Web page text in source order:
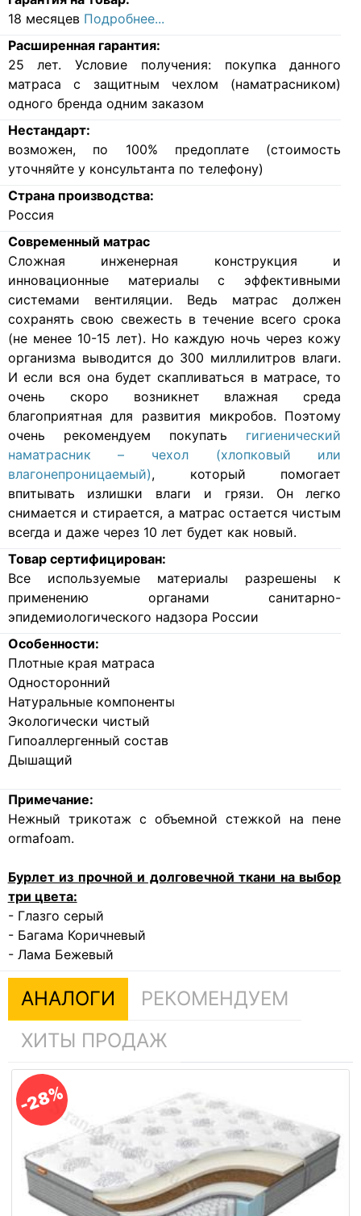
18 месяцев Подробнее...
Расширенная гарантия:
25 лет. Условие получения: покупка данного
матраса с защитным чехлом (наматрасником)
одного бренда одним заказом
Нестандарт:
возможен, по 100% предоплате (стоимость
уточняйте у консультанта по телефону)
Страна производства:
Россия
Современный матрас
Cложная инженерная конструкция и
инновационные материалы с эффективными
системами вентиляции. Ведь матрас должен
сохранять свою свежесть в течение всего срока
(не менее 10-15 лет). Но каждую ночь через кожу
организма выводится до 300 миллилитров влаги.
И если вся она будет скапливаться в матрасе, то
очень скоро возникнет влажная среда
благоприятная для развития микробов. Поэтому
очень рекомендуем покупать гигиенический
наматрасник – чехол (хлопковый или
влагонепроницаемый), который помогает
впитывать излишки влаги и грязи. Он легко
снимается и стирается, а матрас остается чистым
всегда и даже через 10 лет будет как новый.
Товар сертифицирован:
Все используемые материалы разрешены к
применению органами санитарно-
эпидемиологического надзора России
Особенности:
Плотные края матраса
Односторонний
Натуральные компоненты
Экологически чистый
Гипоаллергенный состав
Дышащий
Примечание:
Нежный трикотаж с объемной стежкой на пене
ormafoam.
Бурлет из прочной и долговечной ткани на выбор
три цвета:
- Глазго серый
- Багама Коричневый
- Лама Бежевый
АНАЛОГИ
РЕКОМЕНДУЕМ
ХИТЫ ПРОДАЖ
-28%